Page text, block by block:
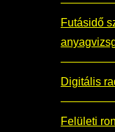
Futásidő
Digitális
Felületi